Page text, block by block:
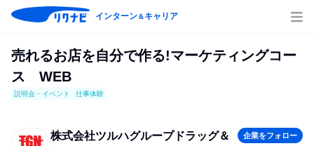
インターン＆キャリア
売れるお店を自分で作る!マーケティングコー
ス WEB
説明会・イベント 仕事体験
株式会社ツルハグループドラッグ＆
企業をフォロー